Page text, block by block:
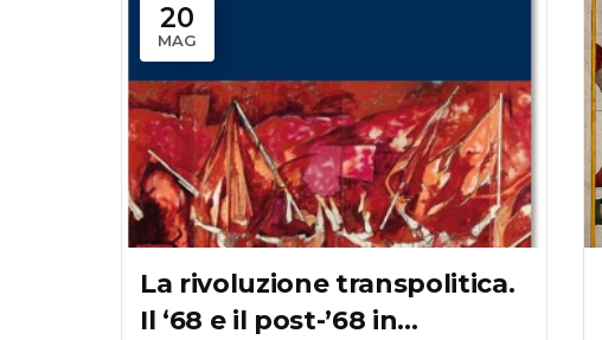
20
MAG
La rivoluzione transpolitica.
Il ‘68 e il post-’68 in